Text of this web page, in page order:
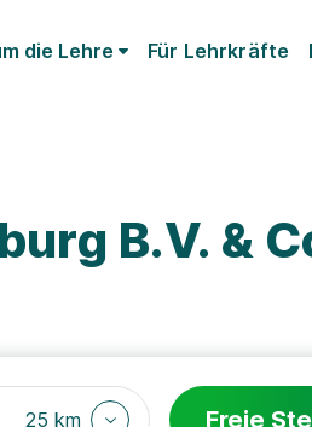
die Lehre Für Lehrkräfte
B.V. &
25 km Freie